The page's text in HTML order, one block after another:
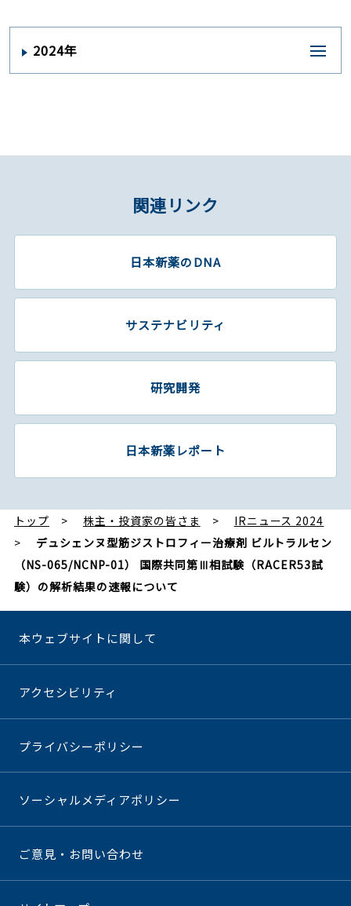
2024年
関連リンク
日本新薬のDNA
サステナビリティ
研究開発
日本新薬レポート
トップ 株主・投資家の皆さま
IRニュース 2024
デュシェンヌ型筋ジストロフィー治療剤 ビルトラルセン
（NS-065/NCNP-01） 国際共同第Ⅲ相試験（RACER53試
験）の解析結果の速報について
本ウェブサイトに関して
アクセシビリティ
プライバシーポリシー
ソーシャルメディアポリシー
ご意見・お問い合わせ